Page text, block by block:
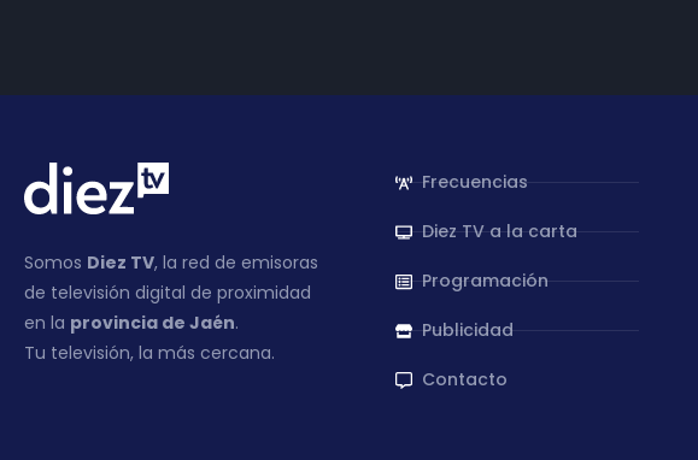
Somos Diez TV, la red de emisoras
de televisión digital de proximidad
en la provincia de Jaén.
Tu televisión, la más cercana.
Frecuencias
Diez TV a la carta
Programación
Publicidad
Contacto